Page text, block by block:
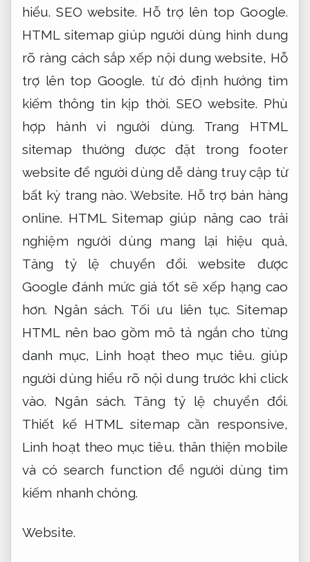
hiểu.SEO website. Hỗ trợ lên top Google.
HTML sitemap giúp người dùng hình dung
rõ ràng cách sắp xếp nội dung website, Hỗ
trợ lên top Google. từ đó định hướng tìm
kiếm thông tin kịp thời. SEO website. Phù
hợp hành vi người dùng. Trang HTML
sitemap thường được đặt trong footer
website để người dùng dễ dàng truy cập từ
bất kỳ trang nào. Website. Hỗ trợ bán hàng
online. HTML Sitemap giúp nâng cao trải
nghiệm người dùng mang lại hiệu quả,
Tăng tỷ lệ chuyển đổi. website được
Google đánh mức giá tốt sẽ xếp hạng cao
hơn. Ngân sách. Tối ưu liên tục. Sitemap
HTML nên bao gồm mô tả ngắn cho từng
danh mục, Linh hoạt theo mục tiêu. giúp
người dùng hiểu rõ nội dung trước khi click
vào. Ngân sách. Tăng tỷ lệ chuyển đổi.
Thiết kế HTML sitemap cần responsive,
Linh hoạt theo mục tiêu. thân thiện mobile
và có search function để người dùng tìm
kiếm nhanh chóng.
Website.